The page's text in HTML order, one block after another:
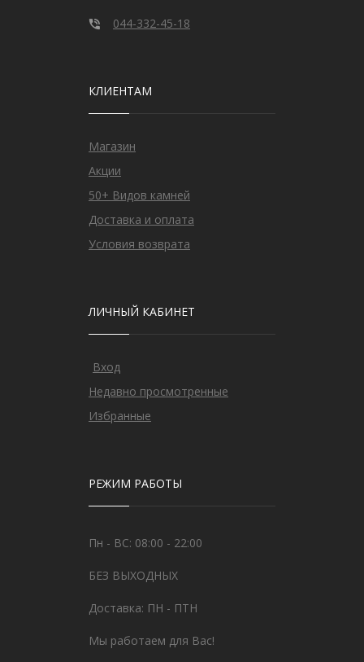
044-332-45-18
КЛИЕНТАМ
Магазин
Акции
50+ Видов камней
Доставка и оплата
Условия возврата
ЛИЧНЫЙ КАБИНЕТ
Вход
Недавно просмотренные
Избранные
РЕЖИМ РАБОТЫ
Пн - ВС: 08:00 - 22:00
БЕЗ ВЫХОДНЫХ
Доставка: ПН - ПТН
Мы работаем для Вас!